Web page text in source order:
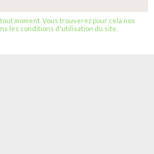
moment. Vous trouverez pour cela nos
les conditions d'utilisation du site.